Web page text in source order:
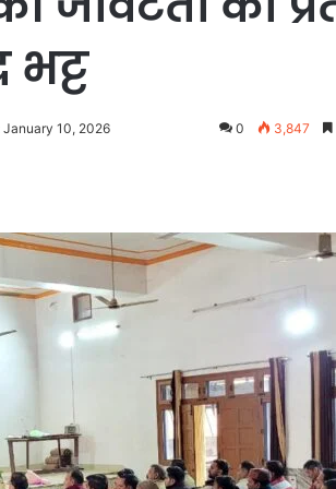
भट्ट
January 10, 2026 0 3,847